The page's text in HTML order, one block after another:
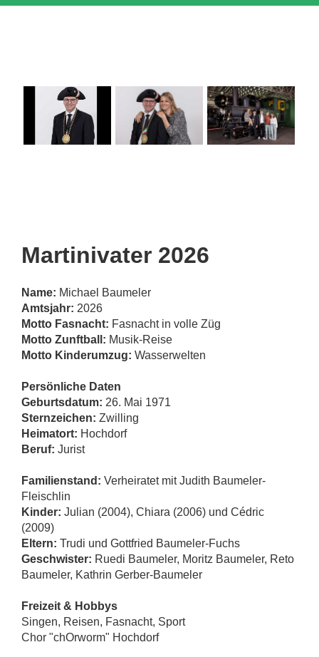
Martinivater 2026
Name: Michael Baumeler
Amtsjahr: 2026
Motto Fasnacht: Fasnacht in volle Züg
Motto Zunftball: Musik-Reise
Motto Kinderumzug: Wasserwelten
Persönliche Daten
Geburtsdatum: 26. Mai 1971
Sternzeichen: Zwilling
Heimatort: Hochdorf
Beruf: Jurist
Familienstand : Verheiratet mit Judith Baumeler-
Fleischlin
Kinder: Julian (2004), Chiara (2006) und Cédric
(2009)
Eltern: Trudi und Gottfried Baumeler-Fuchs
Geschwister: Ruedi Baumeler, Moritz Baumeler, Reto
Baumeler, Kathrin Gerber-Baumeler
Freizeit & Hobbys
Singen, Reisen, Fasnacht, Sport
Chor "chOrworm" Hochdorf